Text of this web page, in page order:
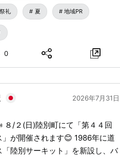
とあわせて楽しめるのも魅力で
争や清川ばやしも予定されてお
きを過ごせそうです。 【日
）17:00～20:00 【場所】 道の
大分県豊後大野市清川町砂田
礼 夏 地域PR
0
2026年7月31日
催されます😊 1986年に道
陸別サーキット」を新設し、バ